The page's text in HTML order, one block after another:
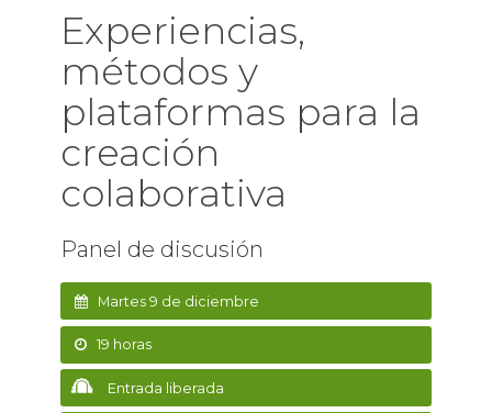
Experiencias,
métodos y
plataformas para la
creación
colaborativa
Panel de discusión
Martes 9 de diciembre
19 horas
Entrada liberada